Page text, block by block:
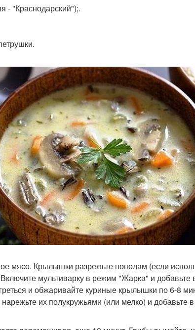
- "Краснодарский");.
мясо. Крылышки разрежьте пополам (если
мультиварку в режим "Жарка" и добавьте
и обжаривайте куриные крылышки по 6-8
их полукружьями (или мелко) и добавьте